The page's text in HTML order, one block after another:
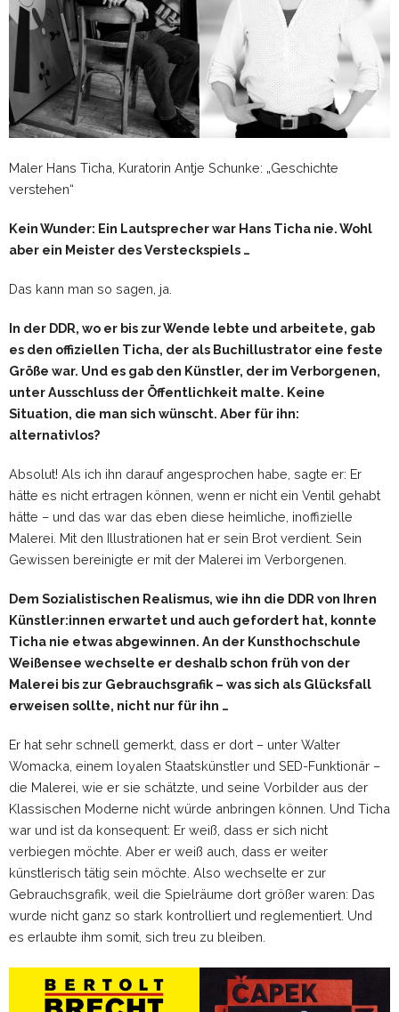
Maler Hans Ticha, Kuratorin Antje Schunke: „Geschichte
verstehen“
Kein Wunder: Ein Lautsprecher war Hans Ticha nie. Wohl
aber ein Meister des Versteckspiels …
Das kann man so sagen, ja.
In der DDR, wo er bis zur Wende lebte und arbeitete, gab
es den offiziellen Ticha, der als Buchillustrator eine feste
Größe war. Und es gab den Künstler, der im Verborgenen,
unter Ausschluss der Öffentlichkeit malte. Keine
Situation, die man sich wünscht. Aber für ihn:
alternativlos?
Absolut! Als ich ihn darauf angesprochen habe, sagte er: Er
hätte es nicht ertragen können, wenn er nicht ein Ventil gehabt
hätte – und das war das eben diese heimliche, inoffizielle
Malerei. Mit den Illustrationen hat er sein Brot verdient. Sein
Gewissen bereinigte er mit der Malerei im Verborgenen.
Dem Sozialistischen Realismus, wie ihn die DDR von Ihren
Künstler:innen erwartet und auch gefordert hat, konnte
Ticha nie etwas abgewinnen. An der Kunsthochschule
Weißensee wechselte er deshalb schon früh von der
Malerei bis zur Gebrauchsgrafik – was sich als Glücksfall
erweisen sollte, nicht nur für ihn …
Er hat sehr schnell gemerkt, dass er dort – unter Walter
Womacka, einem loyalen Staatskünstler und SED-Funktionär –
die Malerei, wie er sie schätzte, und seine Vorbilder aus der
Klassischen Moderne nicht würde anbringen können. Und Ticha
war und ist da konsequent: Er weiß, dass er sich nicht
verbiegen möchte. Aber er weiß auch, dass er weiter
künstlerisch tätig sein möchte. Also wechselte er zur
Gebrauchsgrafik, weil die Spielräume dort größer waren: Das
wurde nicht ganz so stark kontrolliert und reglementiert. Und
es erlaubte ihm somit, sich treu zu bleiben.